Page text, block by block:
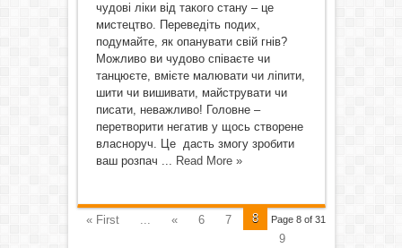
чудові ліки від такого стану – це
мистецтво. Переведіть подих,
подумайте, як опанувати свій гнів?
Можливо ви чудово співаєте чи
танцюєте, вмієте малювати чи ліпити,
шити чи вишивати, майструвати чи
писати, неважливо! Головне –
перетворити негатив у щось створене
власноруч. Це дасть змогу зробити
ваш розпач ... Read More »
Page 8 of 31
« First ... « 6 7
8
9